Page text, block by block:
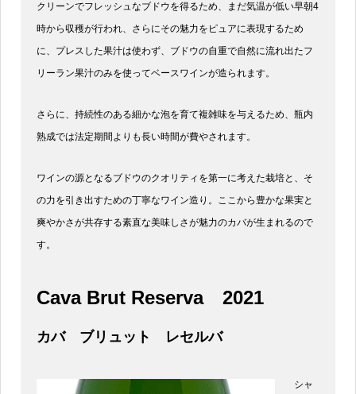
クリーンでフレッシュなブドウを得るため、まだ気温が低い早朝4
時から収穫が行われ、さらにその魅力をピュアに表現するため
に、プレスした果汁は使わず、ブドウの自重で自然に流れ出たフ
リーラン果汁のみを使ってベースワインが造られます。
さらに、持続性のある細かな泡を育て複雑味を与えるため、瓶内
熟成では法定期間よりも長い時間が費やされます。
ワインの源となるブドウのクオリティを第一に考えた栽培と、そ
の力を引き出すための丁寧なワイン造り。ここから豊かな果実と
爽やかさが共存する素直な美味しさが魅力のカバが生まれるので
す。
Cava Brut Reserva2021
カバ ブリュット レセルバ
シャ